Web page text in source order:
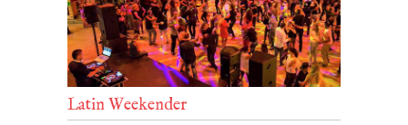
Latin Weekender